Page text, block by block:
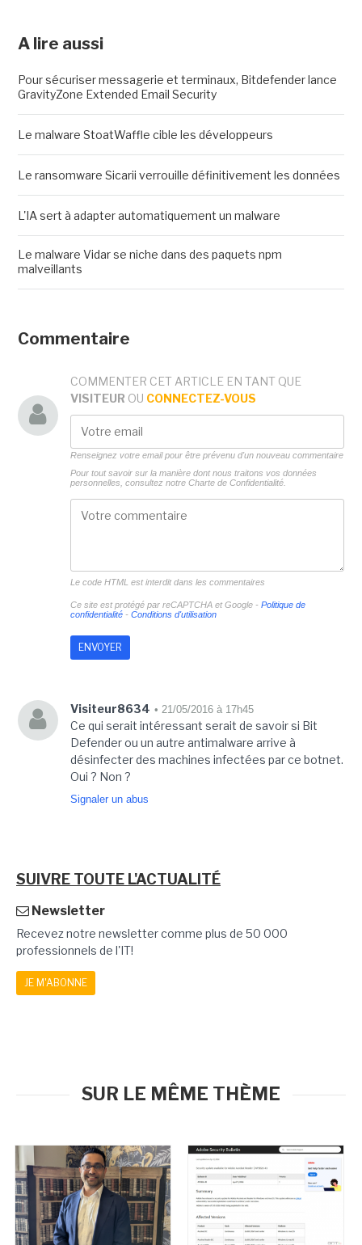
A lire aussi
Pour sécuriser messagerie et terminaux, Bitdefender lance
GravityZone Extended Email Security
Le malware StoatWaffle cible les développeurs
Le ransomware Sicarii verrouille définitivement les données
L'IA sert à adapter automatiquement un malware
Le malware Vidar se niche dans des paquets npm
malveillants
Commentaire
COMMENTER CET ARTICLE EN TANT QUE
VISITEUR OU CONNECTEZ-VOUS
Renseignez votre email pour être prévenu d'un nouveau commentaire
Pour tout savoir sur la manière dont nous traitons vos données
personnelles, consultez notre Charte de Confidentialité.
Le code HTML est interdit dans les commentaires
Ce site est protégé par reCAPTCHA et Google - Politique de
confidentialité- Conditions d'utilisation
Visiteur8634 • 21/05/2016 à 17h45
Ce qui serait intéressant serait de savoir si Bit
Defender ou un autre antimalware arrive à
désinfecter des machines infectées par ce botnet.
Oui ? Non ?
Signaler un abus
SUIVRE TOUTE L'ACTUALITÉ
Newsletter
Recevez notre newsletter comme plus de 50 000
professionnels de l'IT!
JE M'ABONNE
SUR LE MÊME THÈME